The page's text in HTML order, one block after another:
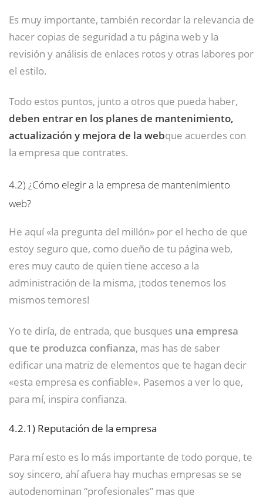
Es muy importante, también recordar la relevancia de
hacer copias de seguridad a tu página web y la
revisión y análisis de enlaces rotos y otras labores por
el estilo.
Todo estos puntos, junto a otros que pueda haber,
deben entrar en los planes de mantenimiento,
actualización y mejora de la webque acuerdes con
la empresa que contrates.
4.2) ¿Cómo elegir a la empresa de mantenimiento
web?
He aquí «la pregunta del millón» por el hecho de que
estoy seguro que, como dueño de tu página web,
eres muy cauto de quien tiene acceso a la
administración de la misma, ¡todos tenemos los
mismos temores!
Yo te diría, de entrada, que busques una empresa
que te produzca confianza, mas has de saber
edificar una matriz de elementos que te hagan decir
«esta empresa es confiable». Pasemos a ver lo que,
para mí, inspira confianza.
4.2.1) Reputación de la empresa
Para mí esto es lo más importante de todo porque, te
soy sincero, ahí afuera hay muchas empresas se se
autodenominan “profesionales” mas que